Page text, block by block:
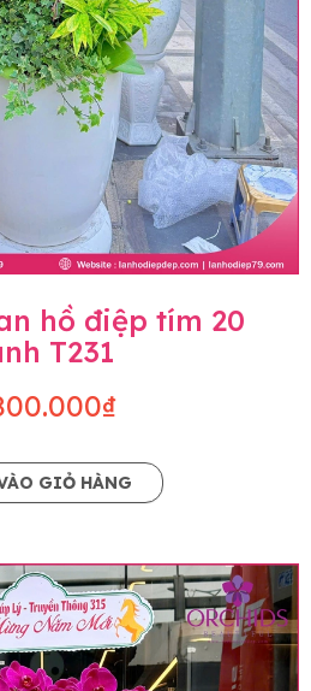
hồ điệp tím 20
T231
GIỎ HÀNG